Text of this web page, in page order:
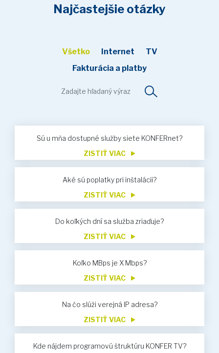
Najčastejšie otázky
Všetko Internet
TV
Fakturácia a platby
Sú u mňa dostupné služby siete KONFERnet?
ZISTIŤ VIAC
Aké sú poplatky pri inštalácii?
ZISTIŤ VIAC
Do koľkých dní sa služba zriaďuje?
ZISTIŤ VIAC
Koľko MBps je X Mbps?
ZISTIŤ VIAC
Na čo slúži verejná IP adresa?
ZISTIŤ VIAC
Kde nájdem programovú štruktúru KONFER TV?